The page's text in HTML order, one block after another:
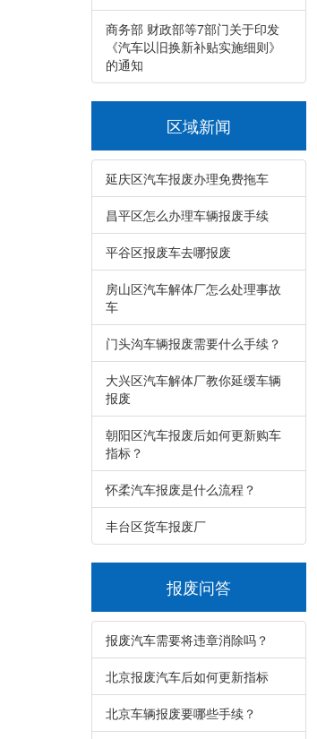
商务部 财政部等7部门关于印发
《汽车以旧换新补贴实施细则》
的通知
区域新闻
延庆区汽车报废办理免费拖车
昌平区怎么办理车辆报废手续
平谷区报废车去哪报废
房山区汽车解体厂怎么处理事故
车
门头沟车辆报废需要什么手续？
大兴区汽车解体厂教你延缓车辆
报废
朝阳区汽车报废后如何更新购车
指标？
怀柔汽车报废是什么流程？
丰台区货车报废厂
报废问答
报废汽车需要将违章消除吗？
北京报废汽车后如何更新指标
北京车辆报废要哪些手续？